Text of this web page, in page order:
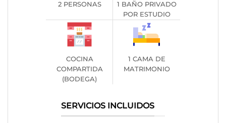
2 PERSONAS
1 BAÑO PRIVADO
POR ESTUDIO
COCINA
COMPARTIDA
(BODEGA)
1 CAMA DE
MATRIMONIO
SERVICIOS INCLUIDOS